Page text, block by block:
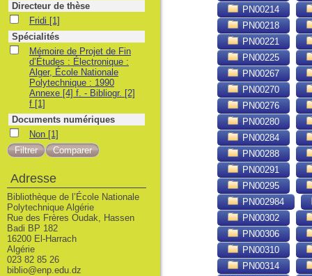
PN00214
PN00218
PN00221
PN00225
PN00267
PN00270
PN00276
PN00280
PN00284
PN00288
PN00291
PN00295
PN002984
PN00302
PN00306
PN00310
PN00314
Directeur de thèse
Fridi
Fridi [1]
Spécialités
Mémoire de Projet de Fin d’Études : Électronique : Alger, École
Mémoire de Projet de Fin
d’Études : Électronique :
Alger, École Nationale
Polytechnique : 1990
Annexe [4] f. - Bibliogr. [2]
f [1]
Documents numériques
Non
Non [1]
Adresse
Bibliothèque de l’École Nationale
Polytechnique Algérie
Rue des Frères Oudak, Hassen
Badi BP 182
16200 El-Harrach
Algérie
023 82 85 26
biblio@enp.edu.dz